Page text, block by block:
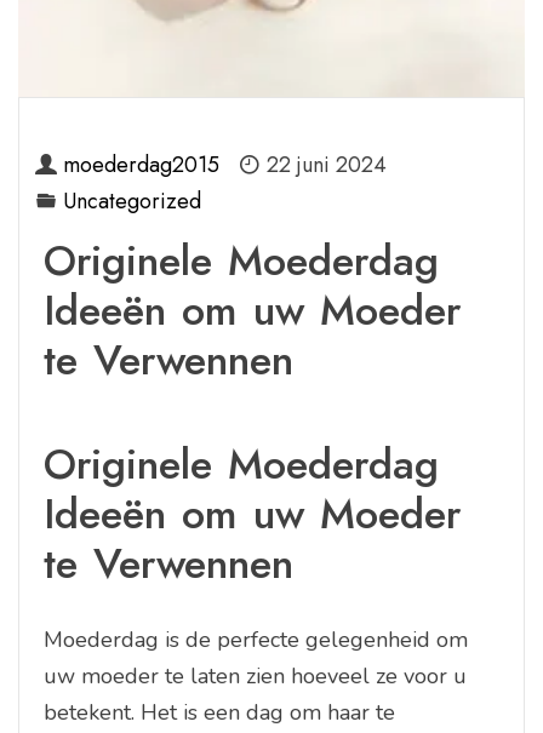
moederdag2015
22 juni 2024
Uncategorized
Originele Moederdag
Ideeën om uw Moeder
te Verwennen
Originele Moederdag
Ideeën om uw Moeder
te Verwennen
Moederdag is de perfecte gelegenheid om
uw moeder te laten zien hoeveel ze voor u
betekent. Het is een dag om haar te